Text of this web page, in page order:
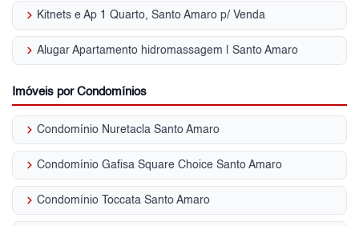
keyboard_arrow_right Kitnets e Ap 1 Quarto, Santo Amaro p/ Venda
keyboard_arrow_right Alugar Apartamento hidromassagem | Santo Amaro
Imóveis por Condomínios
keyboard_arrow_right Condomínio Nuretacla Santo Amaro
keyboard_arrow_right Condomínio Gafisa Square Choice Santo Amaro
keyboard_arrow_right Condomínio Toccata Santo Amaro